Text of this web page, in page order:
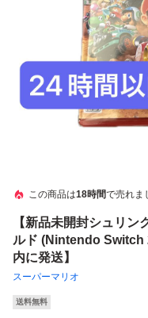
この商品は18時間で売れま
【新品未開封シュリン
ルド (Nintendo Switch
内に発送】
スーパーマリオ
送料無料